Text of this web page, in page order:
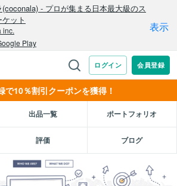
で10％割引クーポンを獲得！
出品一覧 ポートフォリオ
評価 ブログ